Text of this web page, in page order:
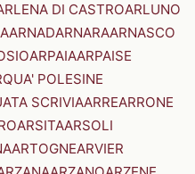
DI CASTROARLUNO
ARNADARNARAARNASCO
ARPAIAARPAISE
POLESINE
SCRIVIAARREARRONE
ARSITAARSOLI
ARTOGNEARVIER